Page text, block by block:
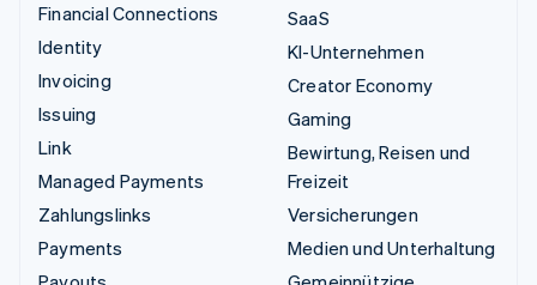
Financial Connections
Identity
Invoicing
Issuing
Link
Managed Payments
Zahlungslinks
Payments
SaaS
KI-Unternehmen
Creator Economy
Gaming
Bewirtung, Reisen und
Freizeit
Versicherungen
Medien und Unterhaltung